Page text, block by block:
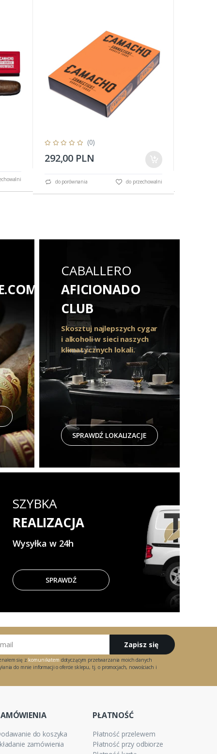
(0)
292,00 PLN
do porównania do przechowalni
CABALLERO
AFICIONADO
CLUB
Skosztuj najlepszych cygar
i alkoholi w sieci naszych
klimatycznych lokali.
SPRAWDŹ LOKALIZACJE
SZYBKA
REALIZACJA
Wysyłka w 24h
SPRAWDŹ
Zapisz się
się z komunikatem dotyczącym przetwarzania moich danych
do mnie informacji o ofercie sklepu, tj. o promocjach, nowościach i
do koszyka
zamówienia
PŁATNOŚĆ
Płatność przelewem
Płatność przy odbiorze